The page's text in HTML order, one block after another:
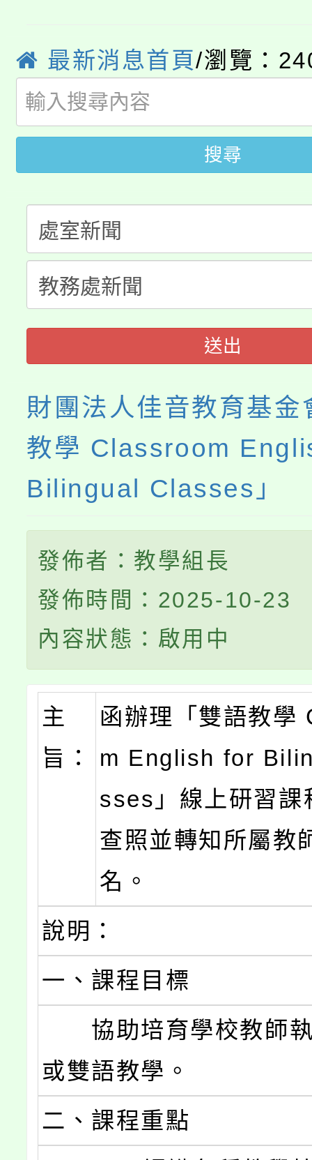
局官網。
8月14至27日，桃園電
開!
115年桃園市運動會8/
田徑場及游泳池舉行。
桃園市低收入戶享有免
視費優惠，中低收入戶
半價優惠，詳情可洽有
者。
大園自造教育及科技
份教師增能研習
份教師研習
淨零綠生活教案入校路
會
115年食農教育專業人
程
最新消息首頁/瀏覽：
搜尋
送出
財團法人佳音教育基金
教學 Classroom
Bilingual Classes」
發佈者：教學組長
發佈時間：2025-10-23
內容狀態：啟用中
主
旨：
函辦理「雙語教學
m English for
sses」線上研習課
查照並轉知所屬教
名。
說明：
一、課程目標
協助培育學校教師執
或雙語教學。
二、課程重點